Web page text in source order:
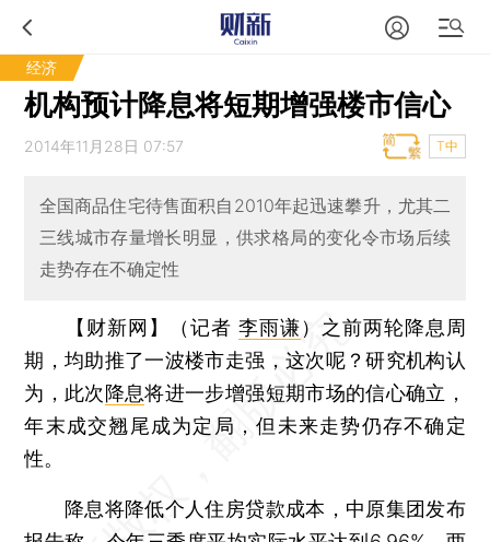
经济
机构预计降息将短期增强楼市信心
2014年11月28日 07:57 T中
全国商品住宅待售面积自2010年起迅速攀升，尤其二
三线城市存量增长明显，供求格局的变化令市场后续
走势存在不确定性
【财新网】（记者 李雨谦） 之前两轮降息周
期，均助推了一波楼市走强，这次呢？研究机构认
为，此次降息将进一步增强短期市场的信心确立，
年末成交翘尾成为定局，但未来走势仍存不确定
性。
降息将降低个人住房贷款成本，中原集团发布